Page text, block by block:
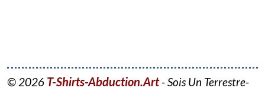
© 2026 T-Shirts-Abduction.Art- Sois Un Terrestre-